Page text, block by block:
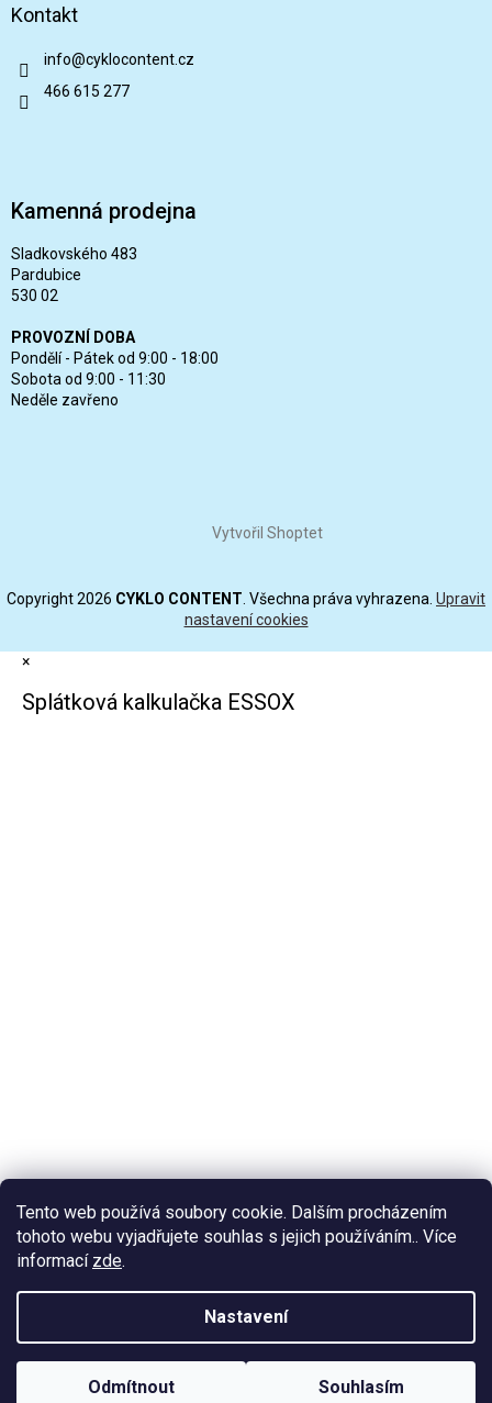
Tento web používá soubory cookie. Dalším procházením
tohoto webu vyjadřujete souhlas s jejich používáním.. Více
informací zde.
Nastavení
Odmítnout Souhlasím
Kontakt
info@cyklocontent.cz
466 615 277
Kamenná prodejna
Sladkovského 483
Pardubice
530 02
PROVOZNÍ DOBA
Pondělí - Pátek od 9:00 - 18:00
Sobota od 9:00 - 11:30
Neděle zavřeno
Vytvořil Shoptet
Copyright 2026 CYKLO CONTENT . Všechna práva vyhrazena. Upravit
nastavení cookies
×
Splátková kalkulačka ESSOX